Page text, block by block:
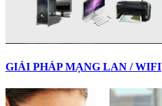
GIẢI PHÁP MẠNG LAN / WIFI